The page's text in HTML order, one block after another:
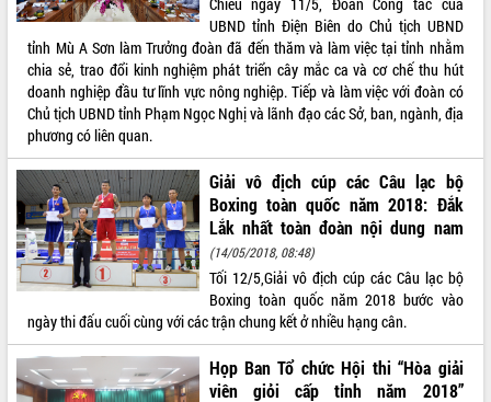
UBND tỉnh Điện Biên do Chủ tịch UBND
tỉnh Mù A Sơn làm Trưởng đoàn đã đến thăm và làm việc tại tỉnh nhằm
chia sẻ, trao đổi kinh nghiệm phát triển cây mắc ca và cơ chế thu hút
doanh nghiệp đầu tư lĩnh vực nông nghiệp. Tiếp và làm việc với đoàn có
Chủ tịch UBND tỉnh Phạm Ngọc Nghị và lãnh đạo các Sở, ban, ngành, địa
phương có liên quan.
Giải vô địch cúp các Câu lạc bộ
Boxing toàn quốc năm 2018: Đắk
Lắk nhất toàn đoàn nội dung nam
(14/05/2018, 08:48)
Tối 12/5,Giải vô địch cúp các Câu lạc bộ
Boxing toàn quốc năm 2018 bước vào
ngày thi đấu cuối cùng với các trận chung kết ở nhiều hạng cân.
Họp Ban Tổ chức Hội thi “Hòa giải
viên giỏi cấp tỉnh năm 2018”